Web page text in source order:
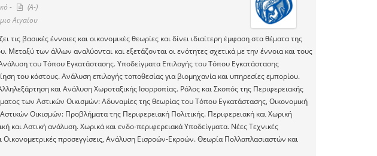
-
(A-)
Αιγαίου
βασικές έννοιες και οικονομικές θεωρίες και δίνει ιδιαίτερη έμφαση στα θέματα της
των άλλων αναλύονται και εξετάζονται οι ενότητες σχετικά με την έννοια και τους
του Τόπου Εγκατάστασης. Υποδείγματα Επιλογής του Τόπου Εγκατάστασης
του κόστους. Ανάλυση επιλογής τοποθεσίας για βιομηχανία και υπηρεσίες εμπορίου.
και Ανάλυση Χωροταξικής Ισορροπίας. Ρόλος και Σκοπός της Περιφερειακής
των Αστικών Οικισμών: Αδυναμίες της θεωρίας του Τόπου Εγκατάστασης, Οικονομική
Οικισμών: Προβλήματα της Περιφερειακή Πολιτικής. Περιφερειακή και Χωρική
και Αστική ανάλυση. Χωρικά και ενδο-περιφερειακά Υποδείγματα. Νέες Τεχνικές
Οικονομετρικές προσεγγίσεις, Ανάλυση Εισροών-Εκροών. Θεωρία Πολλαπλασιαστών και